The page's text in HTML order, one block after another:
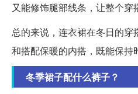
又能修饰腿部线条，让整个穿
总的来说，连衣裙在冬日的
和搭配保暖的内搭，既能保持
冬季裙子配什么裤子？